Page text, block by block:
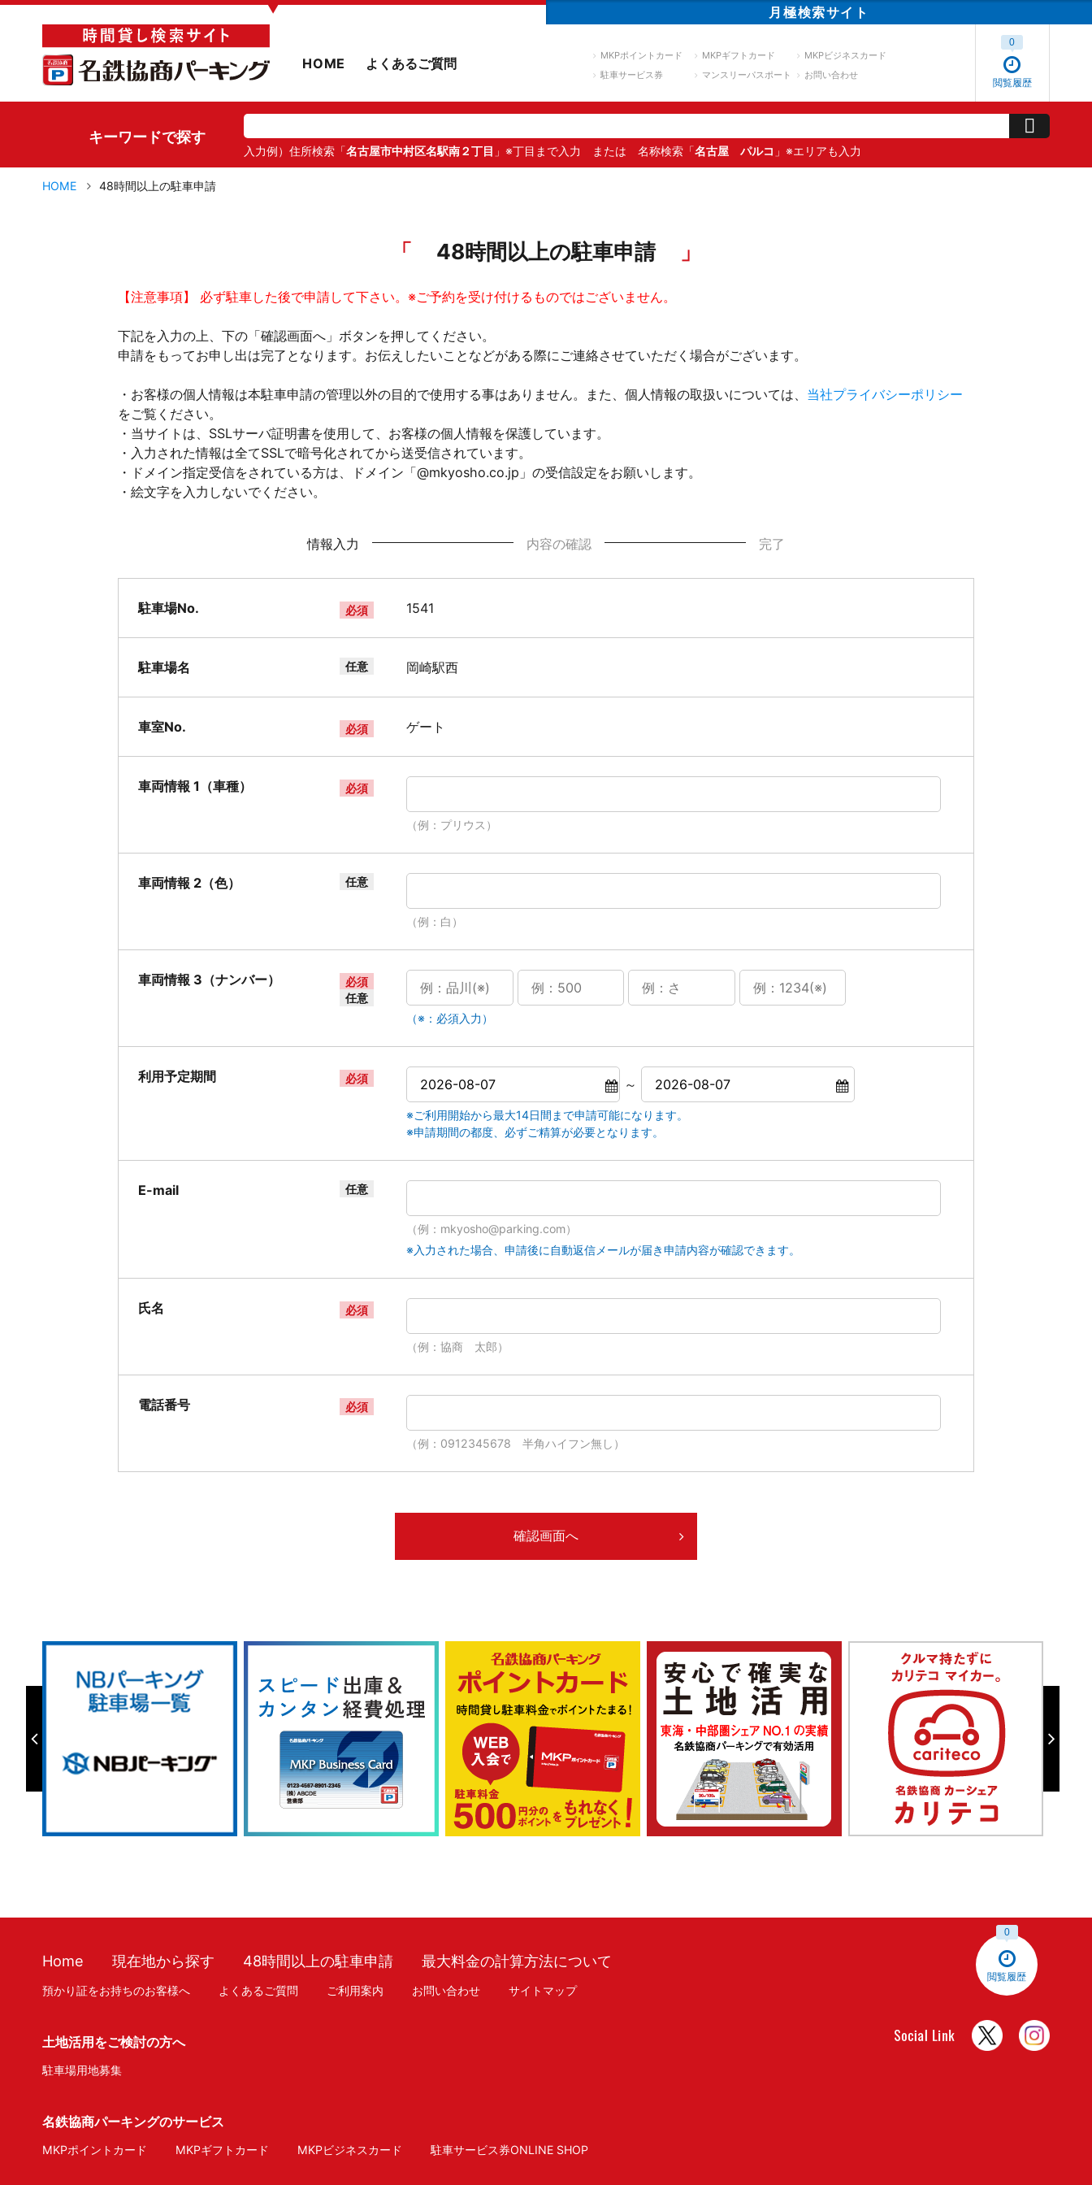
▼ 月極検索サイト
HOME よくあるご質問 MKPポイントカード MKPギフトカード
MKPビジネスカード
駐車サービス券
マンスリーパスポート お問い合わせ
閲覧履歴
0
キーワードで探す
入力例）住所検索「名古屋市中村区名駅南２丁目 」※丁目まで入力 または 名称検索「名古屋 パルコ 」※エリアも入力
HOME 48時間以上の駐車申請
48時間以上の駐車申請
【注意事項】 必ず駐車した後で申請して下さい。※ご予約を受け付けるものではございません。
下記を入力の上、下の「確認画面へ」ボタンを押してください。
申請をもってお申し出は完了となります。お伝えしたいことなどがある際にご連絡させていただく場合がございます。
・お客様の個人情報は本駐車申請の管理以外の目的で使用する事はありません。また、個人情報の取扱いについては、 当社プライバシーポリシー
をご覧ください。
・当サイトは、SSLサーバ証明書を使用して、お客様の個人情報を保護しています。
・入力された情報は全てSSLで暗号化されてから送受信されています。
・ドメイン指定受信をされている方は、ドメイン「@mkyosho.co.jp」の受信設定をお願いします。
・絵文字を入力しないでください。
情報入力 内容の確認 完了
駐車場No. 必須 1541
駐車場名 任意 岡崎駅西
車室No. 必須 ゲート
車両情報 1（車種） 必須
（例：プリウス）
車両情報 2（色） 任意
（例：白）
車両情報 3（ナンバー）
必須
任意
（※：必須入力）
利用予定期間 必須 ～
※ご利用開始から最大14日間まで申請可能になります。
※申請期間の都度、必ずご精算が必要となります。
E-mail 任意
（例：mkyosho@parking.com）
※入力された場合、申請後に自動返信メールが届き申請内容が確認できます。
氏名 必須
（例：協商 太郎）
電話番号 必須
（例：0912345678 半角ハイフン無し）
閲覧履歴
0
Home 現在地から探す 48時間以上の駐車申請 最大料金の計算方法について
預かり証をお持ちのお客様へ よくあるご質問 ご利用案内 お問い合わせ サイトマップ
土地活用をご検討の方へ
駐車場用地募集
名鉄協商パーキングのサービス
MKPポイントカード MKPギフトカード MKPビジネスカード 駐車サービス券ONLINE SHOP